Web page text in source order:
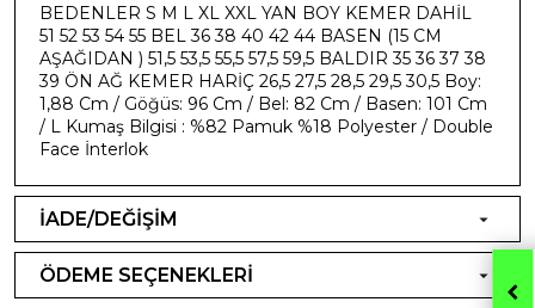
BEDENLER S M L XL XXL YAN BOY KEMER DAHİL
51 52 53 54 55 BEL 36 38 40 42 44 BASEN (15 CM
AŞAĞIDAN ) 51,5 53,5 55,5 57,5 59,5 BALDIR 35 36 37 38
39 ÖN AĞ KEMER HARİÇ 26,5 27,5 28,5 29,5 30,5 Boy:
1,88 Cm / Göğüs: 96 Cm / Bel: 82 Cm / Basen: 101 Cm
/ L Kumaş Bilgisi : %82 Pamuk %18 Polyester / Double
Face İnterlok
İADE/DEĞİŞİM
ÖDEME SEÇENEKLERİ